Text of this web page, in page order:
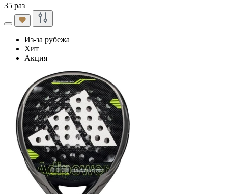
35 раз
Из-за рубежа
Хит
Акция